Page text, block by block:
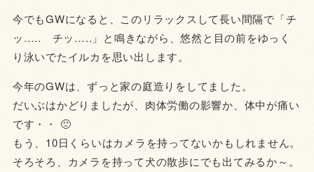
今でもGWになると、このリラックスして長い間隔で「チ
ッ….. チッ…..」と鳴きながら、悠然と目の前をゆっく
り泳いでたイルカを思い出します。
今年のGWは、ずっと家の庭造りをしてました。
だいぶはかどりましたが、肉体労働の影響か、体中が痛い
です・・ 🙁
もう、10日くらいはカメラを持ってないかもしれません。
そろそろ、カメラを持って犬の散歩にでも出てみるか～。